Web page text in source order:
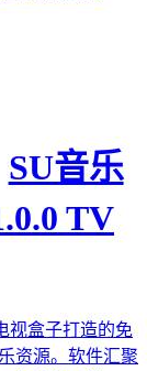
SU音乐
TV
视盒子打造的免
资源。软件汇聚